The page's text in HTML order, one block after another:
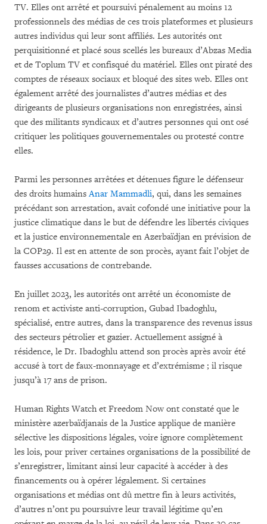
TV. Elles ont arrêté et poursuivi pénalement au moins 12
professionnels des médias de ces trois plateformes et plusieurs
autres individus qui leur sont affiliés. Les autorités ont
perquisitionné et placé sous scellés les bureaux d’Abzas Media
et de Toplum TV et confisqué du matériel. Elles ont piraté des
comptes de réseaux sociaux et bloqué des sites web. Elles ont
également arrêté des journalistes d’autres médias et des
dirigeants de plusieurs organisations non enregistrées, ainsi
que des militants syndicaux et d’autres personnes qui ont osé
critiquer les politiques gouvernementales ou protesté contre
elles.
Parmi les personnes arrêtées et détenues figure le défenseur
des droits humainsAnar Mammadli, qui, dans les semaines
précédant son arrestation, avait cofondé une initiative pour la
justice climatique dans le but de défendre les libertés civiques
et la justice environnementale en Azerbaïdjan en prévision de
la COP29. Il est en attente de son procès, ayant fait l’objet de
fausses accusations de contrebande.
En juillet 2023, les autorités ont arrêté un économiste de
renom et activiste anti-corruption, Gubad Ibadoghlu,
spécialisé, entre autres, dans la transparence des revenus issus
des secteurs pétrolier et gazier. Actuellement assigné à
résidence, le Dr. Ibadoghlu attend son procès après avoir été
accusé à tort de faux-monnayage et d’extrémisme ; il risque
jusqu’à 17 ans de prison.
Human Rights Watch et Freedom Now ont constaté que le
ministère azerbaïdjanais de la Justice applique de manière
sélective les dispositions légales, voire ignore complètement
les lois, pour priver certaines organisations de la possibilité de
s’enregistrer, limitant ainsi leur capacité à accéder à des
financements ou à opérer légalement. Si certaines
organisations et médias ont dû mettre fin à leurs activités,
d’autres n’ont pu poursuivre leur travail légitime qu’en